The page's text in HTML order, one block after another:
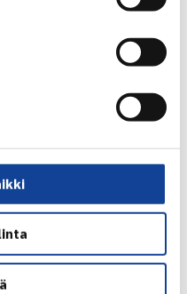
konfrenssista niin
konfrenssiin